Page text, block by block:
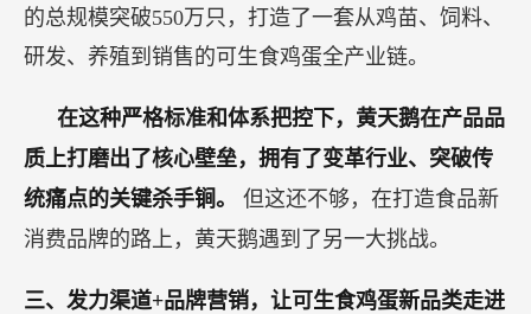
的总规模突破550万只，打造了一套从鸡苗、饲料、
研发、养殖到销售的可生食鸡蛋全产业链。
在这种严格标准和体系把控下，黄天鹅在产品品
质上打磨出了核心壁垒，拥有了变革行业、突破传
统痛点的关键杀手锏。 但这还不够，在打造食品新
消费品牌的路上，黄天鹅遇到了另一大挑战。
三、发力渠道+品牌营销，让可生食鸡蛋新品类走进